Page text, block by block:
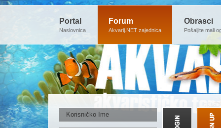
Portal
Naslovnica
Forum
Akvarij.NET zajednica
Obrasci
Pošaljite mali